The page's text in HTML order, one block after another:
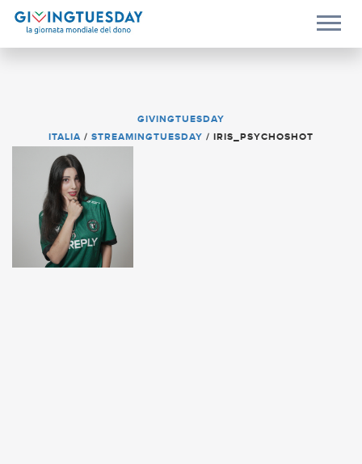
GIVINGTUESDAY
ITALIA / STREAMINGTUESDAY / IRIS_PSYCHOSHOT